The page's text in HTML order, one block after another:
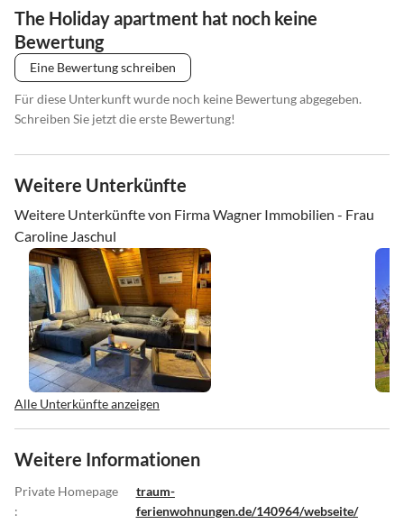
The Holiday apartment hat noch keine
Bewertung
Eine Bewertung schreiben
Für diese Unterkunft wurde noch keine Bewertung abgegeben.
Schreiben Sie jetzt die erste Bewertung!
Weitere Unterkünfte
Weitere Unterkünfte von Firma Wagner Immobilien - Frau
Caroline Jaschul
Alle Unterkünfte anzeigen
Weitere Informationen
Private Homepage
:
traum-
ferienwohnungen.de/140964/webseite/